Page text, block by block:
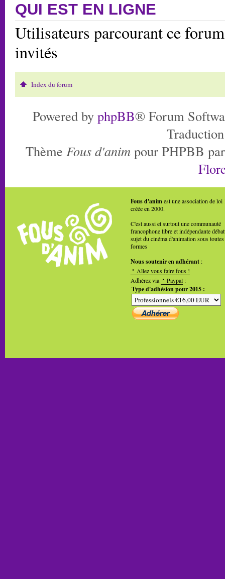
QUI EST EN LIGNE
Utilisateurs parcourant ce
invités
Index du forum
Powered by phpBB® Forum
Thème Fous d'anim pour PHPBB
Fous d'animest une association de loi
créée en 2000.
C'est aussi et surtout une communauté
francophone libre et indépendante
sujet du cinéma d'animation sous toutes
formes
Nous soutenir en adhérant :
Allez vous faire fous !
Adhérez via
Paypal :
Type d'adhésion pour 2015 :